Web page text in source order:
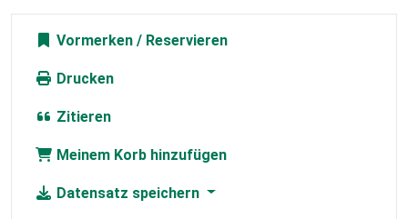
Vormerken
Drucken
Zitieren
Meinem Korb hinzufügen
Datensatz speichern